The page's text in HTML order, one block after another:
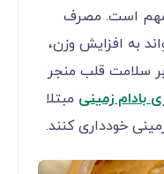
است. مصرف
به افزایش وزن،
سلامت قلب منجر
بادام زمینی مبتلا
خودداری کنند.